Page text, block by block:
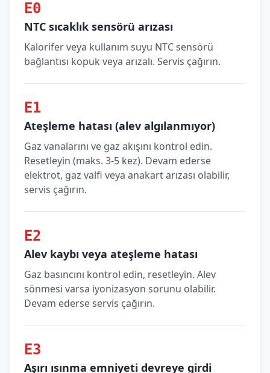
E0
NTC sıcaklık sensörü arızası
Kalorifer veya kullanım suyu NTC sensörü
bağlantısı kopuk veya arızalı. Servis çağırın.
E1
Ateşleme hatası (alev algılanmıyor)
Gaz vanalarını ve gaz akışını kontrol edin.
Resetleyin (maks. 3-5 kez). Devam ederse
elektrot, gaz valfi veya anakart arızası olabilir,
servis çağırın.
E2
Alev kaybı veya ateşleme hatası
Gaz basıncını kontrol edin, resetleyin. Alev
sönmesi varsa iyonizasyon sorunu olabilir.
Devam ederse servis çağırın.
E3
Aşırı ısınma emniyeti devreye girdi